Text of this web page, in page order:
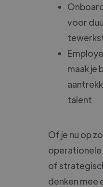
voor
maak je
talent
Of je nu op
of
denken mee